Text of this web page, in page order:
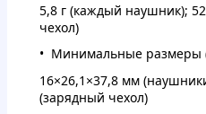
5,8 г (каждый наушник);
чехол)
Минимальные размеры
16×26,1×37,8 мм
(зарядный чехол)